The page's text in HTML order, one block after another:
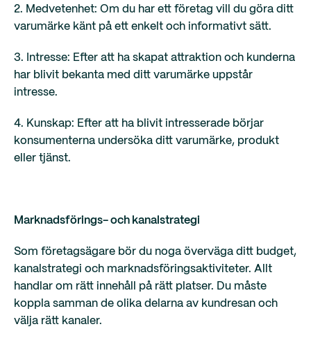
2. Medvetenhet: Om du har ett företag vill du göra ditt
varumärke känt på ett enkelt och informativt sätt.
3. Intresse: Efter att ha skapat attraktion och kunderna
har blivit bekanta med ditt varumärke uppstår
intresse.
4. Kunskap: Efter att ha blivit intresserade börjar
konsumenterna undersöka ditt varumärke, produkt
eller tjänst.
Marknadsförings- och kanalstrategi
Som företagsägare bör du noga överväga ditt budget,
kanalstrategi och marknadsföringsaktiviteter. Allt
handlar om rätt innehåll på rätt platser. Du måste
koppla samman de olika delarna av kundresan och
välja rätt kanaler.